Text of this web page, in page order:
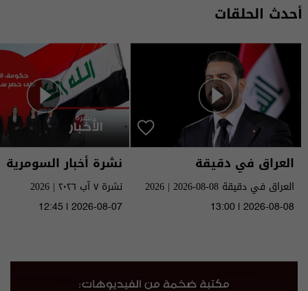
أحدث الحلقات
العراق في دقيقة
العراق في دقيقة 08-08-2026 | 2026
13:00 | 2026-08-08
نشرة أخبار السومرية
نشرة ٧ آب ٢٠٢٦ | 2026
12:45 | 2026-08-07